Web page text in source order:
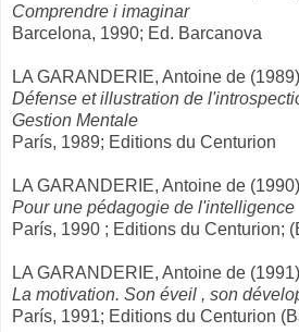
Comprendre i imaginar
Barcelona, 1990; Ed. Barcanova
LA GARANDERIE, Antoine de (1989)
Défense et illustration de
Gestion Mentale
París, 1989; Editions du Centurion
LA GARANDERIE, Antoine de (1990)
Pour une pédagogie de l'intelligence
París, 1990 ; Editions du Centurion;
LA GARANDERIE, Antoine de (1991)
La motivation. Son éveil , son
París, 1991; Editions du Centurion